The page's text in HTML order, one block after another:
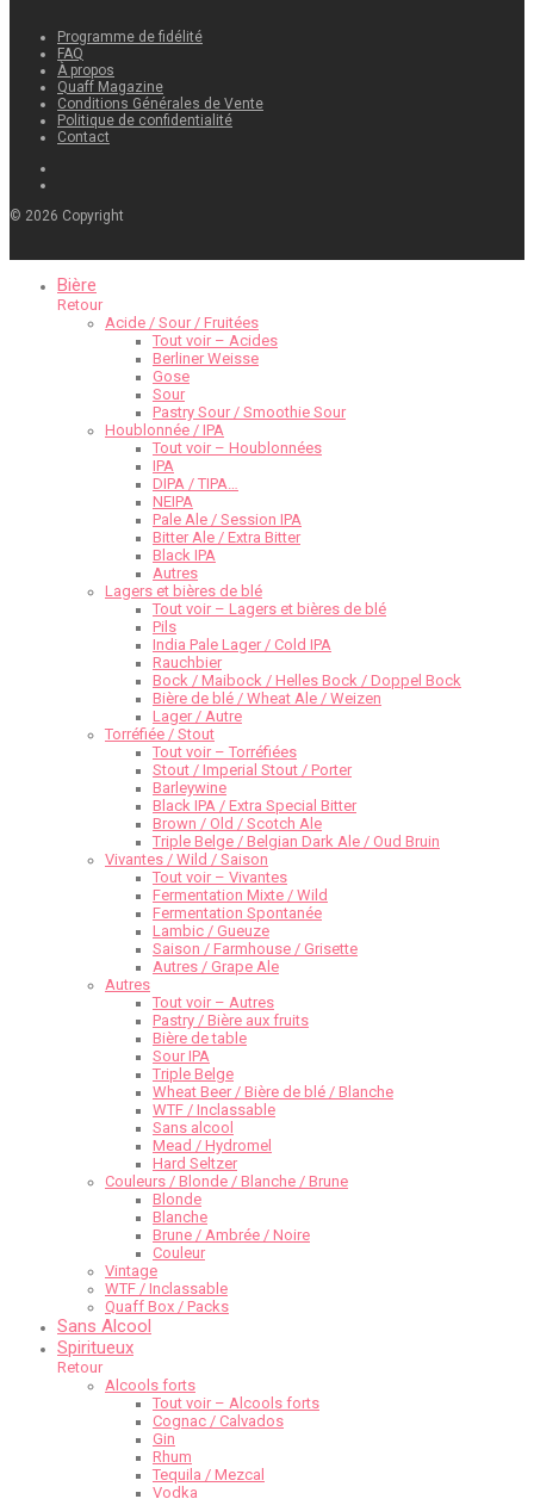
Programme de fidélité
FAQ
À propos
Quaff Magazine
Conditions Générales de Vente
Politique de confidentialité
Contact
© 2026 Copyright
Bière
Retour
Acide / Sour / Fruitées
Tout voir – Acides
Berliner Weisse
Gose
Sour
Pastry Sour / Smoothie Sour
Houblonnée / IPA
Tout voir – Houblonnées
IPA
DIPA / TIPA…
NEIPA
Pale Ale / Session IPA
Bitter Ale / Extra Bitter
Black IPA
Autres
Lagers et bières de blé
Tout voir – Lagers et bières de blé
Pils
India Pale Lager / Cold IPA
Rauchbier
Bock / Maibock / Helles Bock / Doppel Bock
Bière de blé / Wheat Ale / Weizen
Lager / Autre
Torréfiée / Stout
Tout voir – Torréfiées
Stout / Imperial Stout / Porter
Barleywine
Black IPA / Extra Special Bitter
Brown / Old / Scotch Ale
Triple Belge / Belgian Dark Ale / Oud Bruin
Vivantes / Wild / Saison
Tout voir – Vivantes
Fermentation Mixte / Wild
Fermentation Spontanée
Lambic / Gueuze
Saison / Farmhouse / Grisette
Autres / Grape Ale
Autres
Tout voir – Autres
Pastry / Bière aux fruits
Bière de table
Sour IPA
Triple Belge
Wheat Beer / Bière de blé / Blanche
WTF / Inclassable
Sans alcool
Mead / Hydromel
Hard Seltzer
Couleurs / Blonde / Blanche / Brune
Blonde
Blanche
Brune / Ambrée / Noire
Couleur
Vintage
WTF / Inclassable
Quaff Box / Packs
Sans Alcool
Spiritueux
Retour
Alcools forts
Tout voir – Alcools forts
Cognac / Calvados
Gin
Rhum
Tequila / Mezcal
Vodka